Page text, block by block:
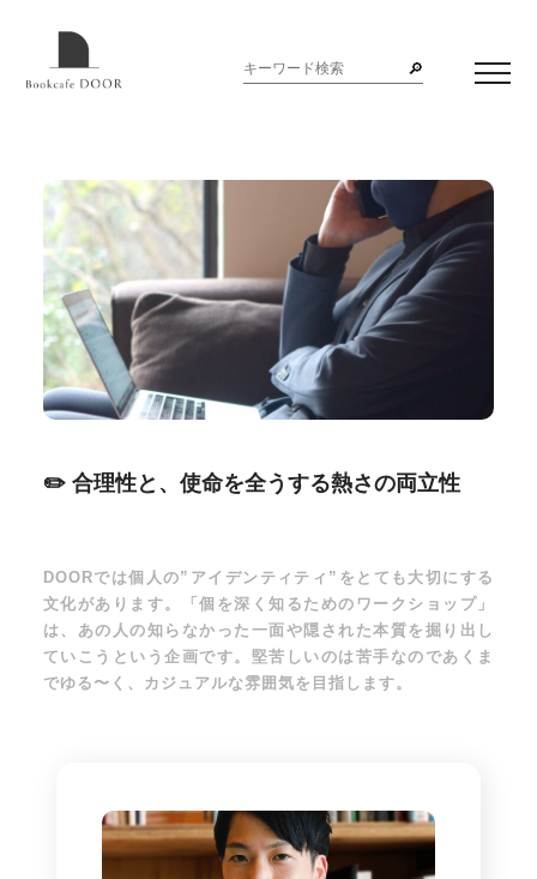
合理性と、使命を全うする熱さの両立性
DOORでは個人の”アイデンティティ”をとても大切にする
文化があります。「個を深く知るためのワークショップ」
は、あの人の知らなかった一面や隠された本質を掘り出し
ていこうという企画です。堅苦しいのは苦手なのであくま
でゆる〜く、カジュアルな雰囲気を目指します。